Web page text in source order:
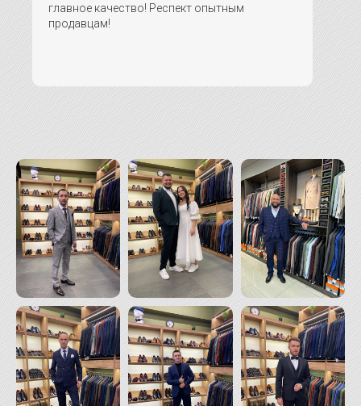
главное качество! Респект опытным
продавцам!